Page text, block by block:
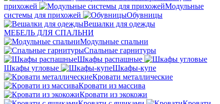
прихожей
Модульные
системы для прихожей
Обувницы
Вешалки для одежды
МЕБЕЛЬ ДЛЯ СПАЛЬНИ
Модульные спальни
Спальные гарнитуры
Шкафы распашные
Шкафы угловые
Шкафы-купе
Кровати металлические
Кровати из массива
Кровати из экокожи